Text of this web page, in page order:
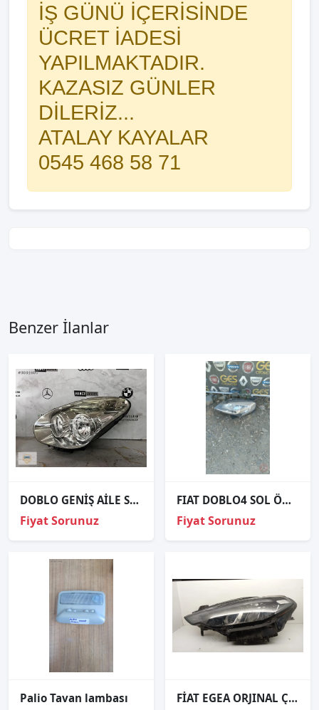
İŞ GÜNÜ İÇERİSİNDE
ÜCRET İADESİ
YAPILMAKTADIR.
KAZASIZ GÜNLER
DİLERİZ...
ATALAY KAYALAR
0545 468 58 71
Benzer İlanlar
DOBLO GENİŞ AİLE SOL FAR ORJİNAL
Fiyat Sorunuz
FIAT DOBLO4 SOL ÖN FAR ORJİNAL ÇIKMA PARÇALAR
Fiyat Sorunuz
Palio Tavan lambası FİAT EGEA ORJINAL ÇIKMA SOL FAR 2